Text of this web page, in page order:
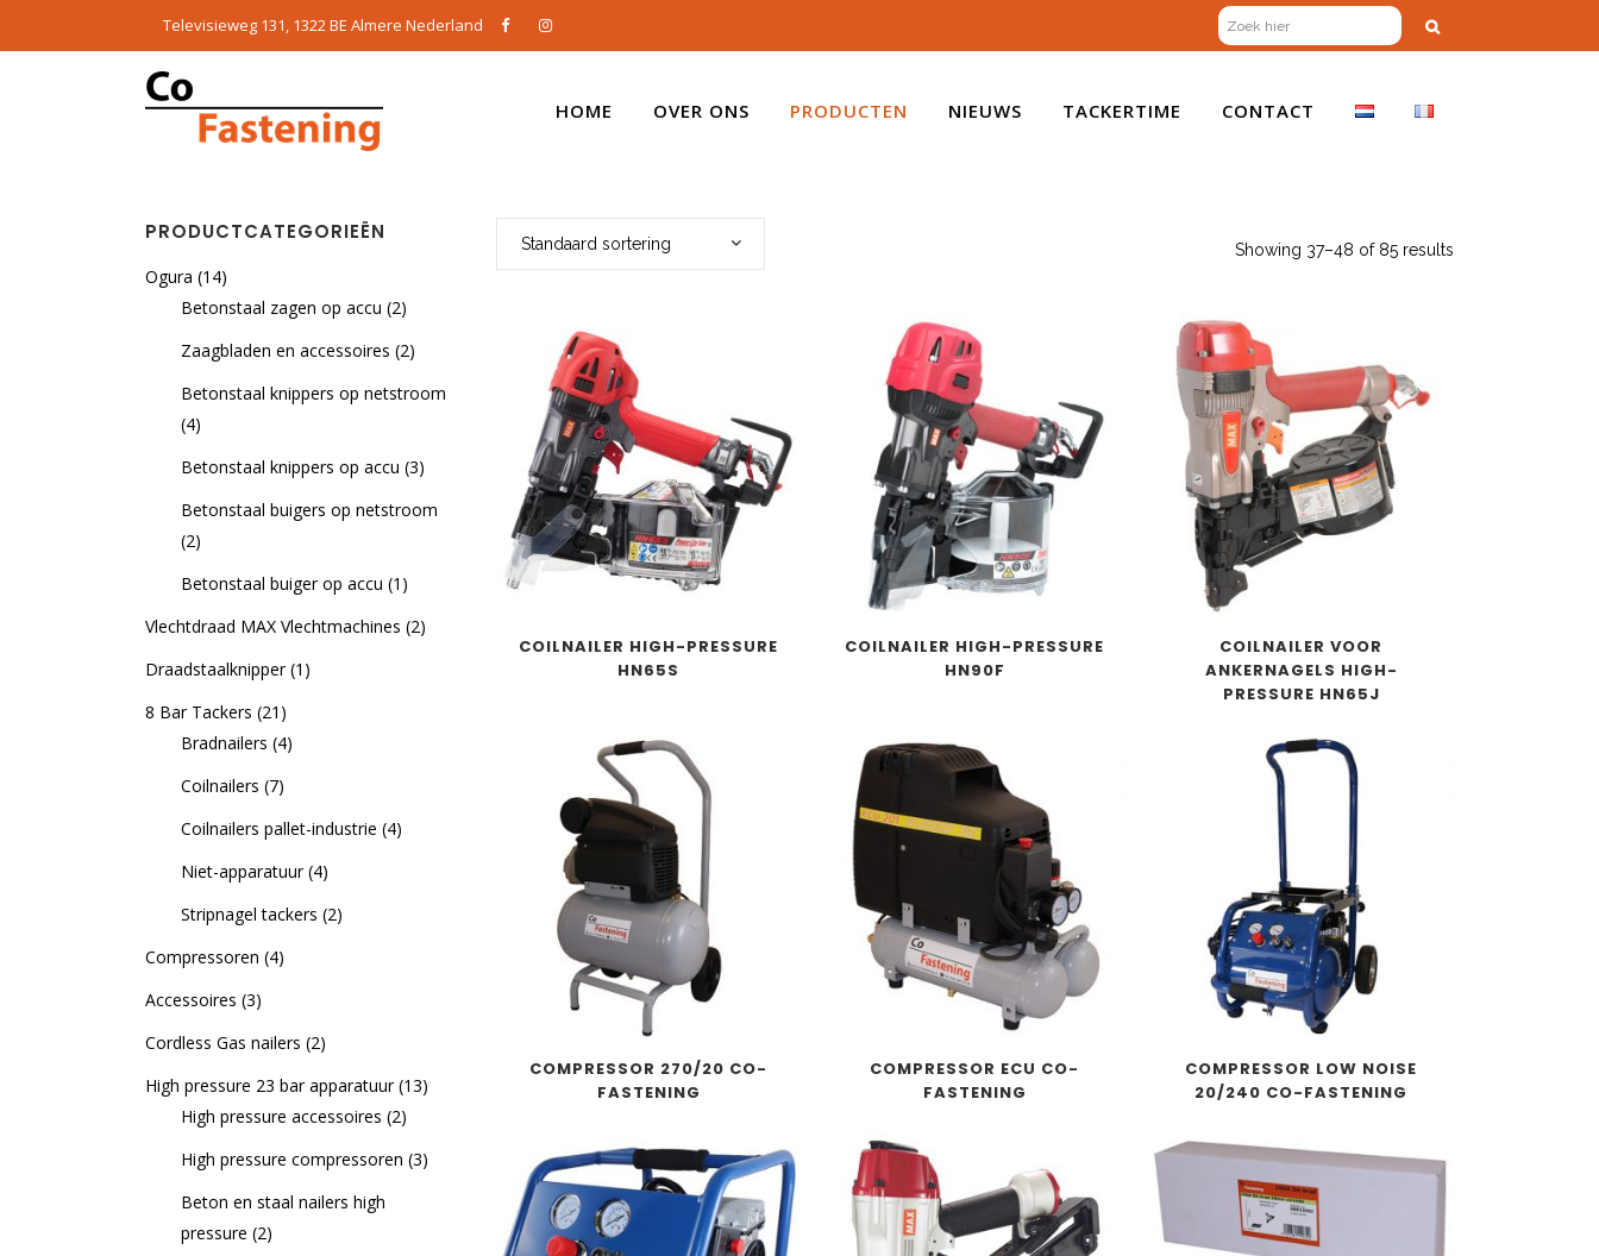
Televisieweg 131, 1322 BE Almere Nederland
HOME OVER ONS PRODUCTEN NIEUWS TACKERTIME CONTACT
PRODUCTCATEGORIEËN
Ogura (14)
Betonstaal zagen op accu (2)
Zaagbladen en accessoires (2)
Betonstaal knippers op netstroom
(4)
Betonstaal knippers op accu (3)
Betonstaal buigers op netstroom
(2)
Betonstaal buiger op accu (1)
Vlechtdraad MAX Vlechtmachines (2)
Draadstaalknipper (1)
8 Bar Tackers (21)
Bradnailers (4)
Coilnailers (7)
Coilnailers pallet-industrie (4)
Niet-apparatuur (4)
Stripnagel tackers (2)
Compressoren (4)
Accessoires (3)
Cordless Gas nailers (2)
High pressure 23 bar apparatuur (13)
High pressure accessoires (2)
High pressure compressoren (3)
Beton en staal nailers high
pressure (2)
Showing 37–48 of 85 results
Standaard sortering
COILNAILER HIGH-PRESSURE
HN65S
COILNAILER HIGH-PRESSURE
HN90F
COILNAILER VOOR
ANKERNAGELS HIGH-
PRESSURE HN65J
COMPRESSOR 270/20 CO-
FASTENING
COMPRESSOR ECU CO-
FASTENING
COMPRESSOR LOW NOISE
20/240 CO-FASTENING